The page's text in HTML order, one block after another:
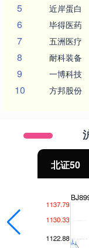
5 近岸蛋白
6 毕得医药
7 五洲医疗
8 耐科装备
9 一博科技
10 方邦股份
北证50